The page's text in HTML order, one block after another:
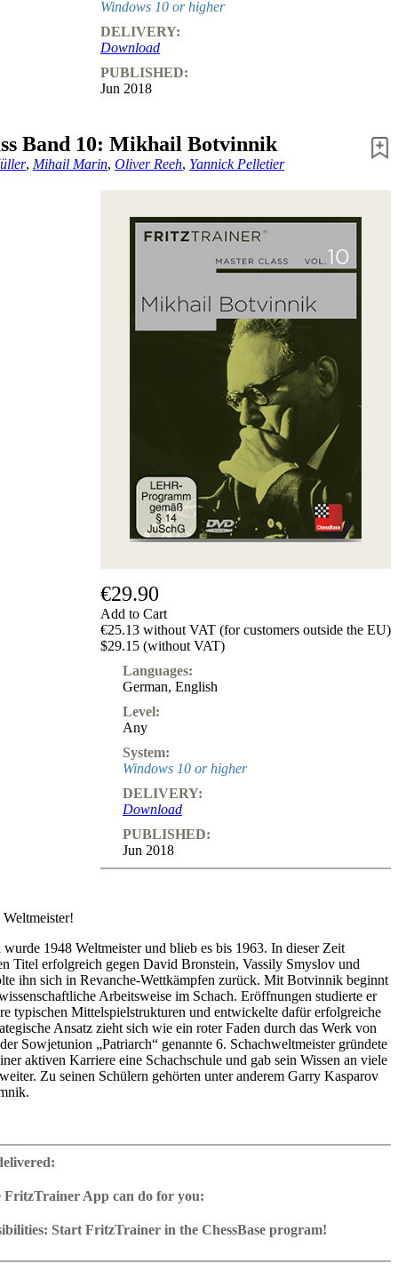
Windows 10 or higher
DELIVERY:
Download
PUBLISHED:
Jun 2018
Band 10: Mikhail Botvinnik
, Mihail Marin, Oliver Reeh, Yannick Pelletier
€29.90
Add to Cart
€25.13 without VAT (for customers outside the EU)
$29.15 (without VAT)
Languages:
German, English
Level:
Any
System:
Windows 10 or higher
DELIVERY:
Download
PUBLISHED:
Jun 2018
1948 Weltmeister und blieb es bis 1963. In dieser Zeit
Titel erfolgreich gegen David Bronstein, Vassily Smyslov und
ihn sich in Revanche-Wettkämpfen zurück. Mit Botvinnik beginnt
Arbeitsweise im Schach. Eröffnungen studierte er
typischen Mittelspielstrukturen und entwickelte dafür erfolgreiche
Ansatz zieht sich wie ein roter Faden durch das Werk von
Sowjetunion „Patriarch“ genannte 6. Schachweltmeister gründete
aktiven Karriere eine Schachschule und gab sein Wissen an viele
Zu seinen Schülern gehörten unter anderem Garry Kasparov
erfolgreich bestreitet, welche Musterstrategien es in
Regeln zum Gewinn bringt. Wer seine Partien auf positionellem
Botvinnik wertvolle Rezepte. Viele seiner Partien gehörten zu
und sind auch heute noch als Wegweiser für eine
Windows
a running time of approx. 4-8 hrs.
or in ChessBase)
FritzTrainer App can do for you:
in the Fritztrainer app or in the ChessBase program with board
can be switched on at any time
Start FritzTrainer in the ChessBase program!